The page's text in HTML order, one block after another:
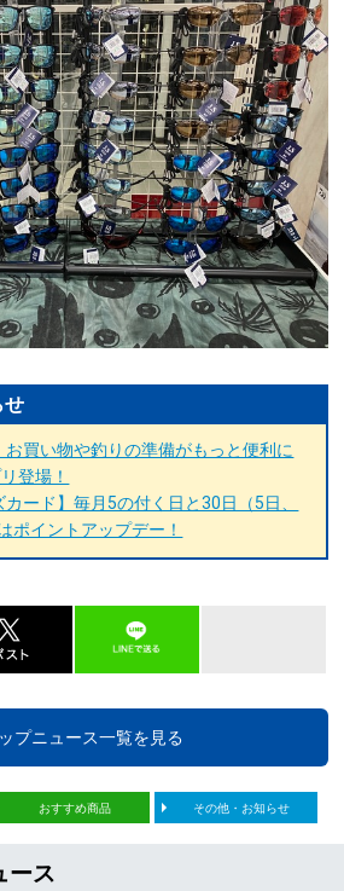
せ
お買い物や釣りの準備がもっと便利に
登場！
カード】毎月5の付く日と30日（5日、
ポイントアップデー！
プニュース一覧を見る
おすすめ商品 その他・お知らせ
ース